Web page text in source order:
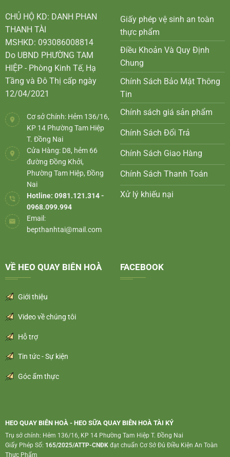
CHỦ HỘ KD: DANH PHAN
THANH TÀI
MSHKD: 093086008814
Do UBND PHƯỜNG TAM
HIỆP - Phòng Kinh Tế, Hạ
Tầng và Đô Thị cấp ngày
12/04/2021
Cơ sở Chính: Hẻm 136/16,
KP 14 Phường Tam Hiệp
T. Đồng Nai
Cửa Hàng: D8, hẻm 66
đường Đồng Khởi,
Phường Tam Hiệp, Đồng
Nai
Hotline: 0981.121.314 -
0968.099.994
Email:
bepthanhtai@mail.com
Giấy phép vệ sinh an toàn
thực phẩm
Điều Khoản Và Quy Định
Chung
Chính Sách Bảo Mật Thông
Tin
Chính sách giá sản phẩm
Chính Sách Đổi Trả
Chính Sách Giao Hàng
Chính Sách Thanh Toán
Xử lý khiếu nại
VỀ HEO QUAY BIÊN HOÀ
Giới thiệu
Video về chúng tôi
Hỗ trợ
Tin tức - Sự kiện
Góc ẩm thực
FACEBOOK
HEO QUAY BIÊN HOÀ - HEO SỮA QUAY BIÊN HOÀ TÀI KÝ
Trụ sở chính: Hẻm 136/16, KP 14 Phường Tam Hiệp T. Đồng Nai
Giấy Phép Số: 165/2025/ATTP-CNĐKđạt chuẩn Cơ Sở Đủ Điều Kiện An Toàn
Thực Phẩm